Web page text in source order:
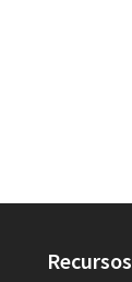
Recursos